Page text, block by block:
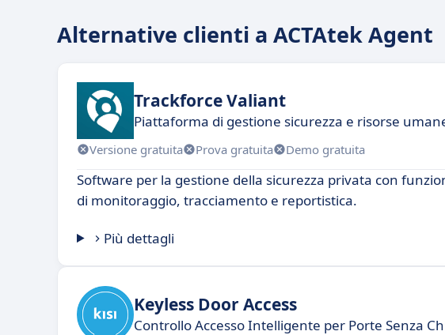
Alternative clienti a ACTAtek Agent
Trackforce Valiant
Piattaforma di gestione sicurezza e risorse
Versione gratuita Prova gratuita Demo gratuita
Software per la gestione della sicurezza privata con
di monitoraggio, tracciamento e reportistica.
Più dettagli
Keyless Door Access
Controllo Accesso Intelligente per Porte Senza